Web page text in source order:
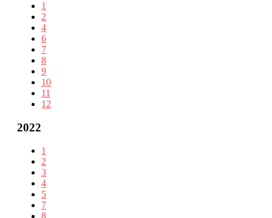
1
2
4
6
7
8
9
10
11
12
2022
1
2
3
4
5
7